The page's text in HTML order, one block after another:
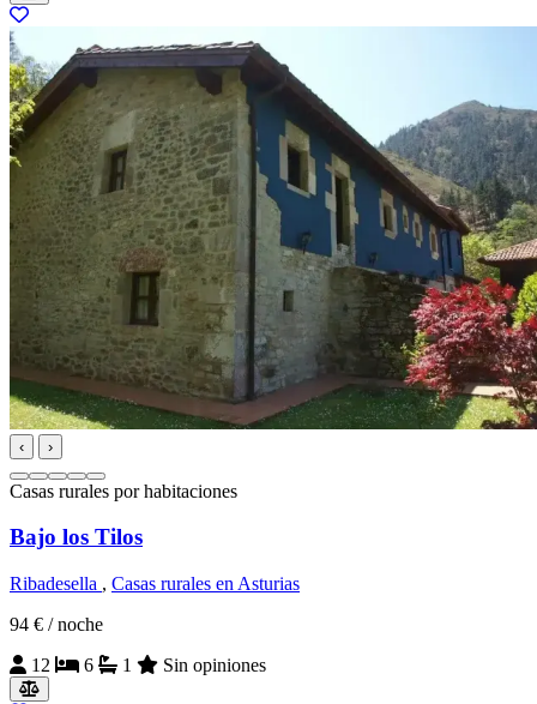
‹ ›
Casas rurales por habitaciones
Bajo los Tilos
Ribadesella , Casas rurales en Asturias
94 € / noche
12
6 1 Sin opiniones